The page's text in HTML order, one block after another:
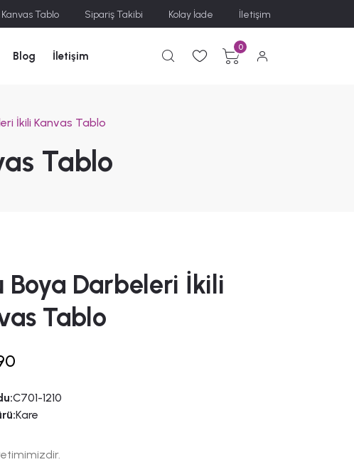
Tablo Sipariş Takibi Kolay İade İletişim
Blog İletişim
0
İkili Kanvas Tablo
Tablo
Boya Darbeleri İkili
Tablo
C701-1210
Kare